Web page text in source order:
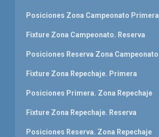
Posiciones Zona Campeonato Primera
Fixture Zona Campeonato. Reserva
Posiciones Reserva Zona Campeonato
Fixture Zona Repechaje. Primera
Posiciones Primera. Zona Repechaje
Fixture Zona Repechaje. Reserva
Posiciones Reserva. Zona Repechaje